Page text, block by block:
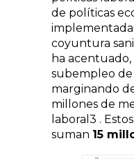
de políticas
coyuntura
ha
subempleo de
marginando
millones de
laboral3 .
suman 15